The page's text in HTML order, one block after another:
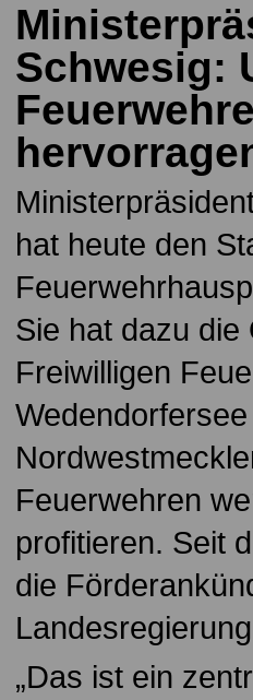
Schwesig:
hat heute den
Sie hat dazu
Freiwilligen
Feuerwehren
profitieren. Seit
die
„Das ist ein